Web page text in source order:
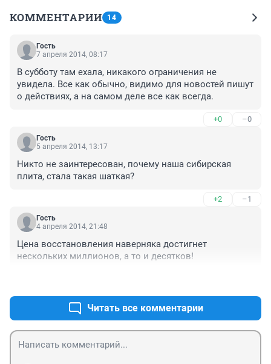
КОММЕНТАРИИ 14
Гость
7 апреля 2014, 08:17
В субботу там ехала, никакого ограничения не
увидела. Все как обычно, видимо для новостей пишут
о действиях, а на самом деле все как всегда.
+0 –0
Гость
5 апреля 2014, 13:17
Никто не заинтересован, почему наша сибирская
плита, стала такая шаткая?
+2 –1
Гость
4 апреля 2014, 21:48
Цена восстановления наверняка достигнет
нескольких миллионов, а то и десятков!
Читать все комментарии